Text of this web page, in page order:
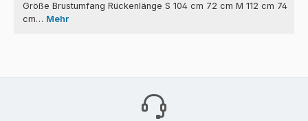
Größe Brustumfang Rückenlänge S 104 cm 72 cm M 112 cm 74
cm… Mehr